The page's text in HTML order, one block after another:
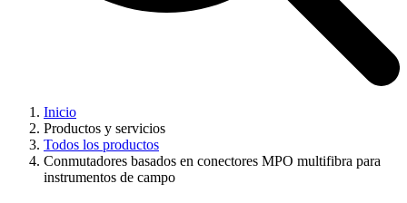
Inicio
Productos y servicios
Todos los productos
Conmutadores basados en conectores MPO multifibra para
instrumentos de campo